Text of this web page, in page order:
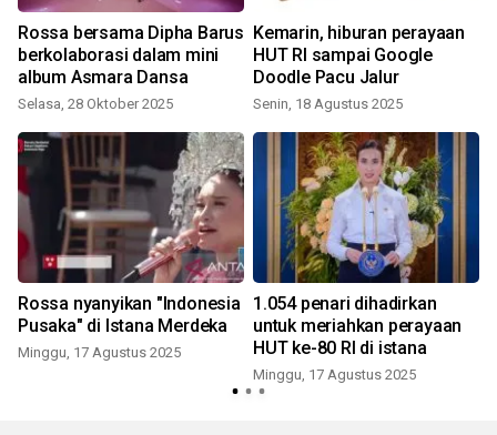
Rossa bersama Dipha Barus
berkolaborasi dalam mini
album Asmara Dansa
Selasa, 28 Oktober 2025
Kemarin, hiburan perayaan
HUT RI sampai Google
Doodle Pacu Jalur
Senin, 18 Agustus 2025
Rossa nyanyikan "Indonesia
Pusaka" di Istana Merdeka
Minggu, 17 Agustus 2025
1.054 penari dihadirkan
untuk meriahkan perayaan
HUT ke-80 RI di istana
Minggu, 17 Agustus 2025